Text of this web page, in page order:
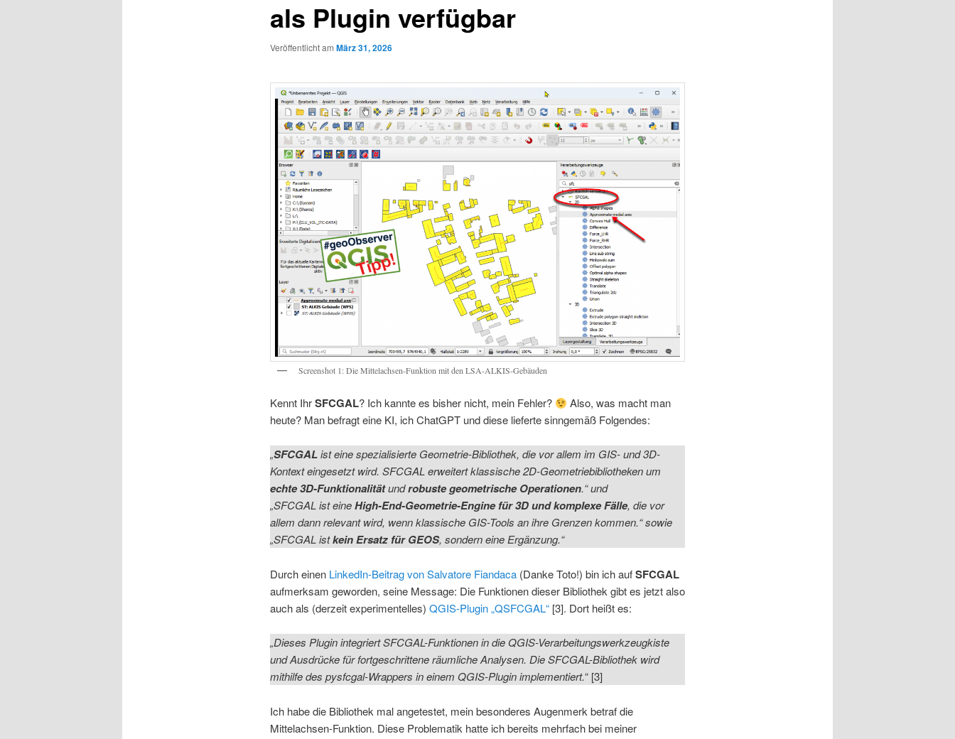
als Plugin verfügbar
Veröffentlicht am März 31, 2026
Screenshot 1: Die Mittelachsen-Funktion mit den LSA-ALKIS-Gebäuden
Kennt IhrSFCGAL? Ich kannte es bisher nicht, mein Fehler?
Also, was macht man
heute? Man befragt eine KI, ich ChatGPT und diese lieferte sinngemäß Folgendes:
„SFCGAList eine spezialisierte Geometrie-Bibliothek, die vor allem im GIS- und 3D-
Kontext eingesetzt wird. SFCGAL erweitert klassische 2D-Geometriebibliotheken um
echte 3D-Funktionalitätundrobuste geometrische Operationen.“ und
„SFCGAL ist eineHigh-End-Geometrie-Engine für 3D und komplexe Fälle, die vor
allem dann relevant wird, wenn klassische GIS-Tools an ihre Grenzen kommen.“ sowie
„SFCGAL istkein Ersatz für GEOS, sondern eine Ergänzung.“
Durch einen LinkedIn-Beitrag von Salvatore Fiandaca(Danke Toto!) bin ich aufSFCGAL
aufmerksam geworden, seine Message: Die Funktionen dieser Bibliothek gibt es jetzt also
auch als (derzeit experimentelles) QGIS-Plugin „QSFCGAL“[3]. Dort heißt es:
„Dieses Plugin integriert SFCGAL-Funktionen in die QGIS-Verarbeitungswerkzeugkiste
und Ausdrücke für fortgeschrittene räumliche Analysen. Die SFCGAL-Bibliothek wird
mithilfe des pysfcgal-Wrappers in einem QGIS-Plugin implementiert.“ [3]
Ich habe die Bibliothek mal angetestet, mein besonderes Augenmerk betraf die
Mittelachsen-Funktion. Diese Problematik hatte ich bereits mehrfach bei meiner